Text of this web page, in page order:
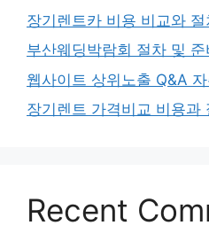
장기렌트카 비용 비교와
부산웨딩박람회 절차 및
웹사이트 상위노출 Q&A
장기렌트 가격비교 비용과
Recent